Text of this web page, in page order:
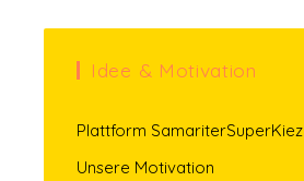
Idee & Motivation
Plattform SamariterSuperKiez
Unsere Motivation